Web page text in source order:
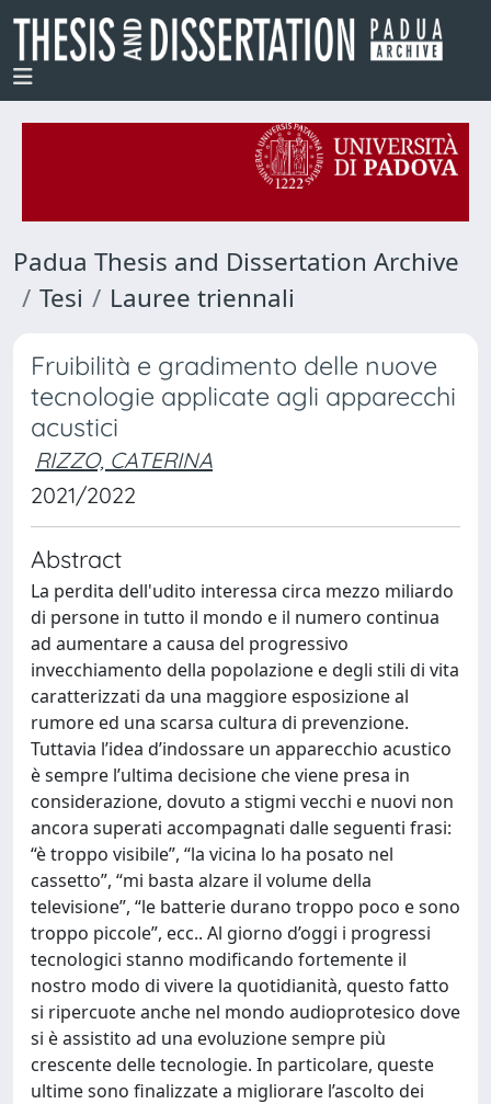
Padua Thesis and Dissertation Archive
Tesi
Lauree triennali
Fruibilità e gradimento delle nuove
tecnologie applicate agli apparecchi
acustici
RIZZO, CATERINA
2021/2022
Abstract
La perdita dell'udito interessa circa mezzo miliardo
di persone in tutto il mondo e il numero continua
ad aumentare a causa del progressivo
invecchiamento della popolazione e degli stili di vita
caratterizzati da una maggiore esposizione al
rumore ed una scarsa cultura di prevenzione.
Tuttavia l’idea d’indossare un apparecchio acustico
è sempre l’ultima decisione che viene presa in
considerazione, dovuto a stigmi vecchi e nuovi non
ancora superati accompagnati dalle seguenti frasi:
“è troppo visibile”, “la vicina lo ha posato nel
cassetto”, “mi basta alzare il volume della
televisione”, “le batterie durano troppo poco e sono
troppo piccole”, ecc.. Al giorno d’oggi i progressi
tecnologici stanno modificando fortemente il
nostro modo di vivere la quotidianità, questo fatto
si ripercuote anche nel mondo audioprotesico dove
si è assistito ad una evoluzione sempre più
crescente delle tecnologie. In particolare, queste
ultime sono finalizzate a migliorare l’ascolto dei